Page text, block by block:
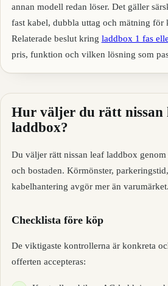
annan modell redan löser. Det gäller
fast kabel, dubbla uttag och mätning för
Relaterade beslut kring laddbox 1 fas
pris, funktion och vilken lösning som
Hur väljer du rätt nissan
laddbox?
Du väljer rätt nissan leaf laddbox
och bostaden. Körmönster,
kabelhantering avgör mer än varumärket.
Checklista före köp
De viktigaste kontrollerna är konkreta
offerten accepteras: